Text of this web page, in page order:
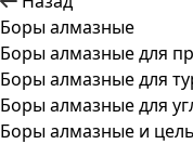
Боры алмазные
Боры алмазные для
Боры алмазные для
Боры алмазные для
Боры алмазные и